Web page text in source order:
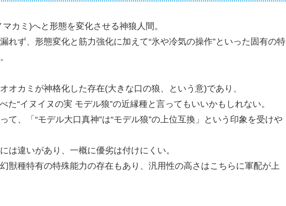
カミ)へと形態を変化させる神狼人間。
れず、形態変化と筋力強化に加えて“氷や冷気の操作”といった固有の特
オカミが神格化した存在(大きな口の狼、という意)であり、
た“イヌイヌの実 モデル狼”の近縁種と言ってもいいかもしれない。
て、「“モデル大口真神”は“モデル狼”の上位互換」という印象を受けや
は違いがあり、一概に優劣は付けにくい。
獣種特有の特殊能力の存在もあり、汎用性の高さはこちらに軍配が上